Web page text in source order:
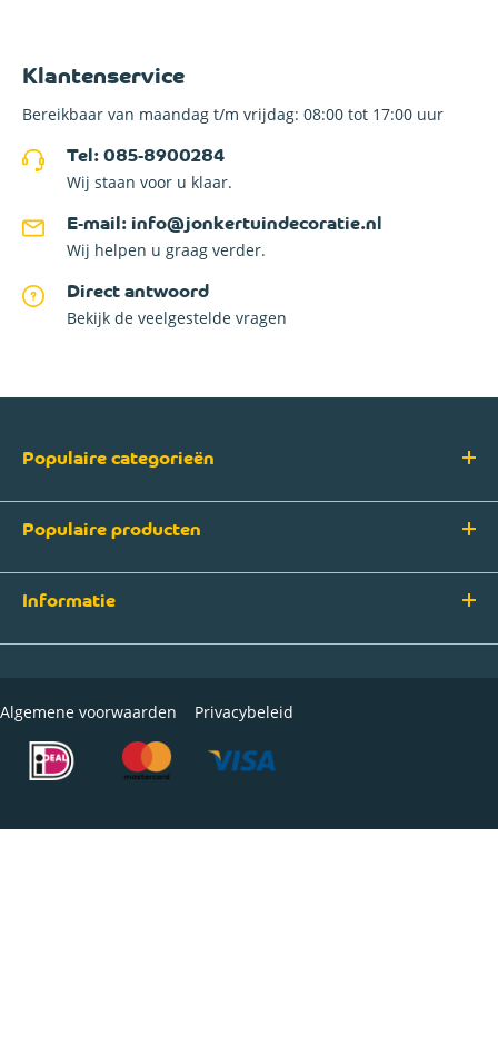
Klantenservice
Bereikbaar van maandag t/m vrijdag: 08:00 tot 17:00 uur
Tel: 085-8900284
Wij staan voor u klaar.
E-mail: info@jonkertuindecoratie.nl
Wij helpen u graag verder.
Direct antwoord
Bekijk de veelgestelde vragen
Populaire categorieën
Populaire producten
Informatie
Algemene voorwaarden Privacybeleid